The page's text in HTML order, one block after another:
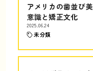
アメリカの歯並び美
意識と矯正文化
2025.06.24
未分類